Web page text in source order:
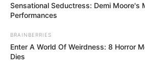
Sensational Seductress: Demi Moore's
Performances
BRAINBERRIES
Enter A World Of Weirdness: 8 Horror
Dies